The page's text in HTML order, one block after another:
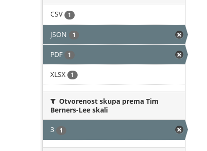
CSV 1
JSON 1
PDF 1
XLSX 1
Otvorenost skupa prema Tim
Berners-Lee skali
3 1